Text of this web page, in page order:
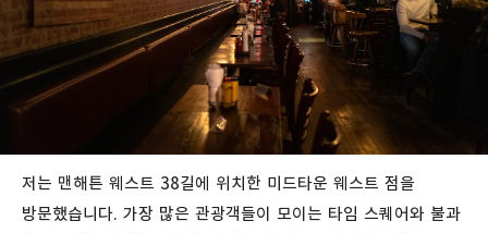
저는 맨해튼 웨스트 38길에 위치한 미드타운 웨스트 점을
방문했습니다. 가장 많은 관광객들이 모이는 타임 스퀘어와 불과